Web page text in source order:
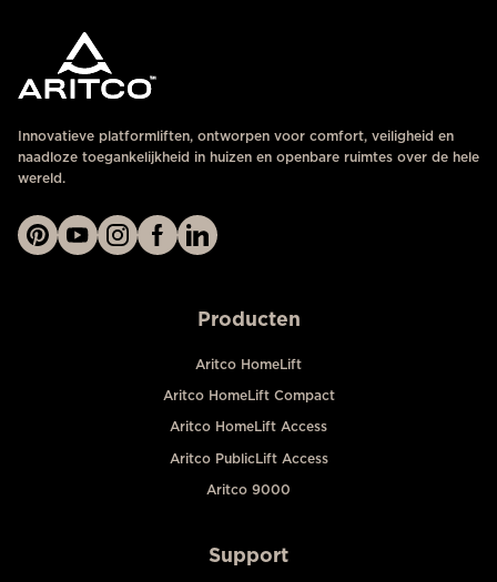
Innovatieve platformliften, ontworpen voor comfort, veiligheid en
naadloze toegankelijkheid in huizen en openbare ruimtes over de hele
wereld.
Producten
Aritco HomeLift
Aritco HomeLift Compact
Aritco HomeLift Access
Aritco PublicLift Access
Aritco 9000
Support